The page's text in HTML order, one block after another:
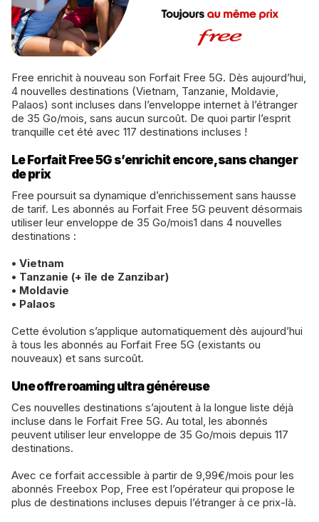
Free enrichit à nouveau son Forfait Free 5G. Dès aujourd’hui,
4 nouvelles destinations (Vietnam, Tanzanie, Moldavie,
Palaos) sont incluses dans l’enveloppe internet à l’étranger
de 35 Go/mois, sans aucun surcoût. De quoi partir l’esprit
tranquille cet été avec 117 destinations incluses !
Le Forfait Free 5G s’enrichit encore, sans changer
de prix
Free poursuit sa dynamique d’enrichissement sans hausse
de tarif. Les abonnés au Forfait Free 5G peuvent désormais
utiliser leur enveloppe de 35 Go/mois1 dans 4 nouvelles
destinations :
• Vietnam
• Tanzanie (+ île de Zanzibar)
• Moldavie
• Palaos
Cette évolution s’applique automatiquement dès aujourd’hui
à tous les abonnés au Forfait Free 5G (existants ou
nouveaux) et sans surcoût.
Une offre roaming ultra généreuse
Ces nouvelles destinations s’ajoutent à la longue liste déjà
incluse dans le Forfait Free 5G. Au total, les abonnés
peuvent utiliser leur enveloppe de 35 Go/mois depuis 117
destinations.
Avec ce forfait accessible à partir de 9,99€/mois pour les
abonnés Freebox Pop, Free est l’opérateur qui propose le
plus de destinations incluses depuis l’étranger à ce prix-là.